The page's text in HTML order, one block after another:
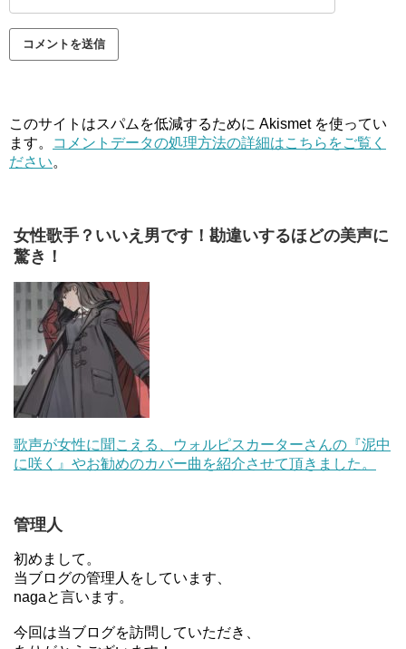
このサイトはスパムを低減するために Akismet を使ってい
ます。
コメントデータの処理方法の詳細はこちらをご覧く
ださい。
女性歌手？いいえ男です！勘違いするほどの美声に
驚き！
歌声が女性に聞こえる、ウォルピスカーターさんの『泥中
に咲く』やお勧めのカバー曲を紹介させて頂きました。
管理人
初めまして。
当ブログの管理人をしています、
nagaと言います。
今回は当ブログを訪問していただき、